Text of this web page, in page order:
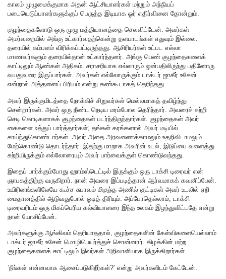
காலம் முழுமைக்குமாக அதன் ஆட்சியாளர்கள் மற்றும் அந்நியப்
படையெடுப்பாளர்களுக்குப் பெருத்த இடியாக ஓர் எதிர்வினை தோன்றும்.
குழந்தைகளோடு ஒரு முழு மத்தியானத்தை செலவிட்டேன். அவர்கள்
அமர்வறையில் அங்கு உட்கார்வதற்கென்று தளபாடங்கள் எதுவும் இல்லை.
தரையில் கம்பளம் விரிக்கப்பட்டிருந்தது. ஆசிரியர்கள் உட்பட எல்லா
மாணவர்களும் தரையில்தான் உட்கார்ந்தனர். அங்கு பெண் குழந்தைகளைக்
காட்டிலும் ஆண்கள் அதிகம். சராசரியாக எல்லாரும் ஒன்பதிலிருந்து பதினோரு
வயதுவரை இருப்பார்கள். அவர்கள் எல்லோருக்கும் டாக்டர் ஜாகீர் உசேன்
என்றால் அத்தனைப் பிரியம் என்று கண்கூடாகத் தெரிந்தது‌.
அவர் இருக்குமிடத்தை நோக்கிச் சிறுவர்கள் மெல்லமாகத் தவிழ்ந்து
சென்றார்கள். அவர் ஒரு நீண்ட நெடிய மரம்போல தெரிந்தார். அவரைச் சுற்றி
செடி கொடிகளாகக் குழந்தைகள் படர்ந்திருந்தார்கள். குழந்தைகள் அவர்
கைகளை உத்துப் பார்த்தார்கள்; தங்கள் கரங்களால் அவர் மடியில்
சாய்ந்துகொண்டார்கள். அவர் அதை அரவணைக்காமலும் உதறிவிடாமலும்
மேற்கொண்டு தொடர்ந்தார். இதற்கு மாறாக அவரின் உடல், இடுப்பை வளைத்து
சுற்றியிருக்கும் எல்லோரையும் அவர் பார்வைக்குள் கொண்டுவந்தது.
இதைப் பார்க்கும்போது ஹாம்ஸ்டெட்டில் இருக்கும் ஒரு டாக்சி டிரைவர் என்
ஞாபகத்திற்கு வருகிறார். நான் அவரை இப்படித்தான் ஆர்வமாகக் கவனிப்பேன்.
உயிரினங்களிலேயே கூச்ச சுபாவம் மிகுந்த அணில் குட்டிகள் அவர் உடலில் ஏறி
மைதானத்தில் ஆடுவதுபோல் ஓடித் திரியும். அப்போதெல்லாம், டாக்சி
டிரைவரிடம் ஒரு மிகப்பெரிய கல்வியாளரை இந்த உலகம் இழந்துவிட்டதே என்று
நான் யோசிப்பேன்.
அவர்களுக்கு ஆங்கிலம் தெரியாததால், குழந்தைகளின் கேள்விகளையெல்லாம்
டாக்டர் ஜாகீர் உசேன் மொழிபெயர்த்துச் சொன்னார். கிழக்கின் மற்ற
குழந்தைகளைக் காட்டிலும் இவர்கள் அறிவாளியாக இருக்கிறார்கள்.
‘நீங்கள் என்னவாக ஆசைப்படுகிறீர்கள்?’ என்று அவர்களிடம் கேட்டேன்.